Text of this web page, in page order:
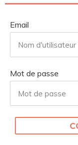
Email
Mot de passe